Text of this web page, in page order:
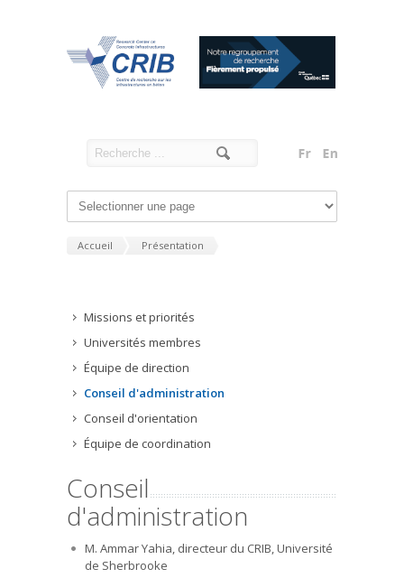
Accueil Présentation
Missions et priorités
Universités membres
Équipe de direction
Conseil d'administration
Conseil d'orientation
Équipe de coordination
Conseil
d'administration
M. Ammar Yahia, directeur du CRIB, Université
de Sherbrooke